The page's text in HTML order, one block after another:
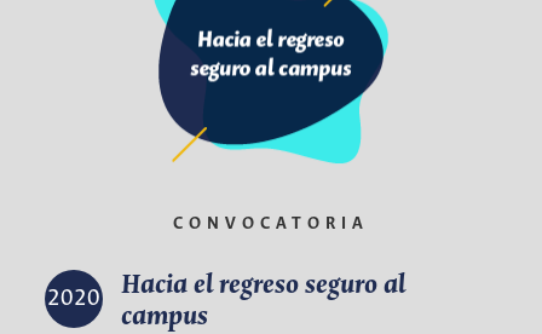
CONVOCATORIA
2020
Hacia el regreso seguro al
campus